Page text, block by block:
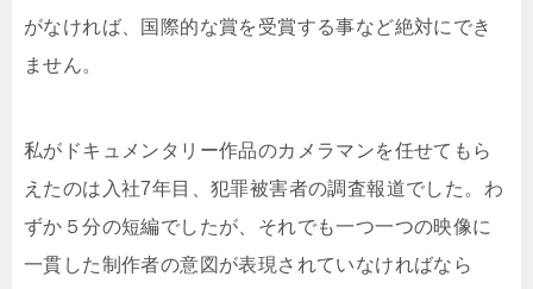
がなければ、国際的な賞を受賞する事など絶対にでき
ません。
私がドキュメンタリー作品のカメラマンを任せてもら
えたのは入社7年目、犯罪被害者の調査報道でした。わ
ずか５分の短編でしたが、それでも一つ一つの映像に
一貫した制作者の意図が表現されていなければなら